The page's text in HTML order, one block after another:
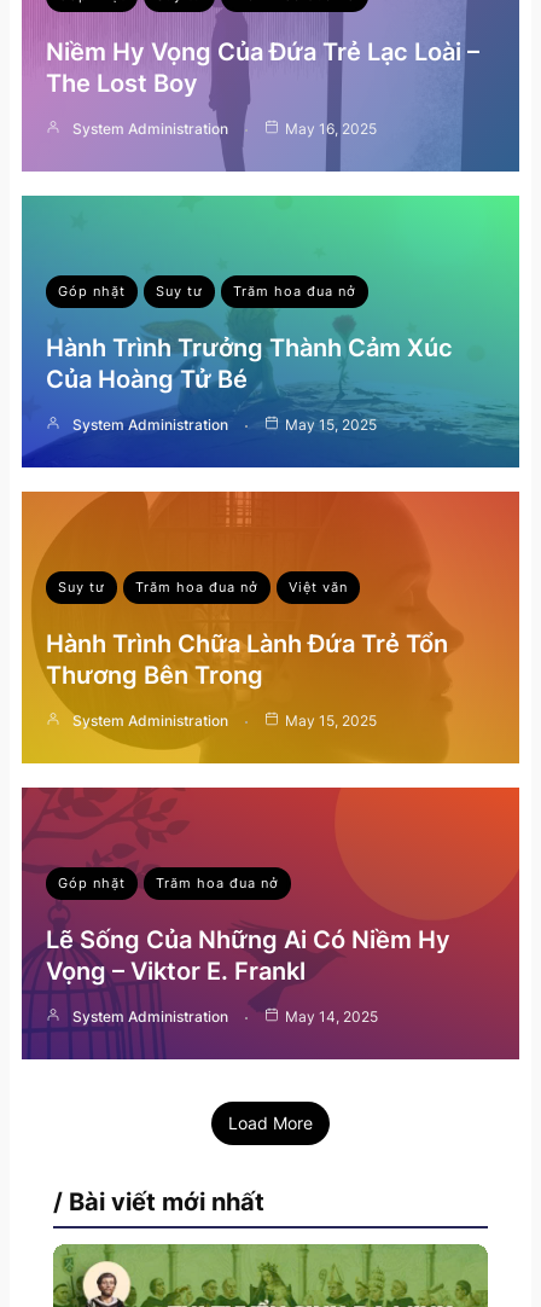
Niềm Hy Vọng Của Đứa Trẻ Lạc Loài –
The Lost Boy
System Administration May 16, 2025
Góp nhặt Suy tư Trăm hoa đua nở
Hành Trình Trưởng Thành Cảm Xúc
Của Hoàng Tử Bé
System Administration May 15, 2025
Suy tư Trăm hoa đua nở Việt văn
Hành Trình Chữa Lành Đứa Trẻ Tổn
Thương Bên Trong
System Administration May 15, 2025
Góp nhặt Trăm hoa đua nở
Lẽ Sống Của Những Ai Có Niềm Hy
Vọng – Viktor E. Frankl
System Administration May 14, 2025
Load More
/ Bài viết mới nhất